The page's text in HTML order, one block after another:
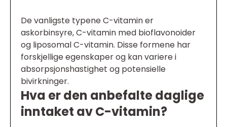
De vanligste typene C-vitamin er
askorbinsyre, C-vitamin med bioflavonoider
og liposomal C-vitamin. Disse formene har
forskjellige egenskaper og kan variere i
absorpsjonshastighet og potensielle
bivirkninger.
Hva er den anbefalte daglige
inntaket av C-vitamin?